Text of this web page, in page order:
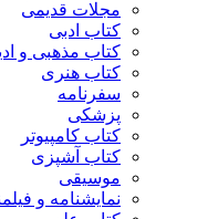
مجلات قدیمی
کتاب ادبی
کتاب مذهبی و
کتاب هنری
سفرنامه
پزشکی
کتاب کامپیوتر
کتاب آشپزی
موسیقی
نمایشنامه و